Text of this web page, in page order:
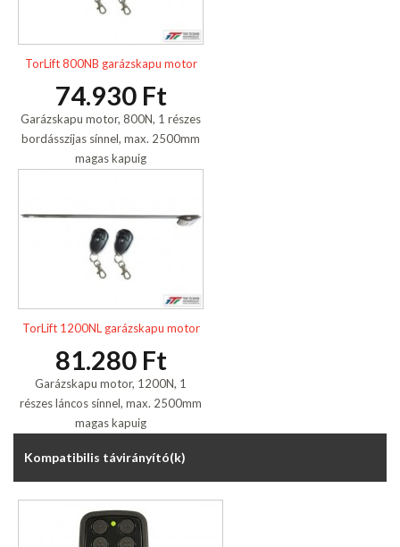
TorLift 800NB garázskapu motor
74.930 Ft
Garázskapu motor, 800N, 1 részes
bordásszíjas sínnel, max. 2500mm
magas kapuig
TorLift 1200NL garázskapu motor
81.280 Ft
Garázskapu motor, 1200N, 1
részes láncos sínnel, max. 2500mm
magas kapuig
Kompatibilis távirányító(k)